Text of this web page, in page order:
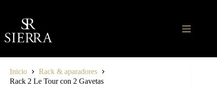
contenido
Inicio
Rack & aparadores
Rack 2 Le Tour con 2 Gavetas